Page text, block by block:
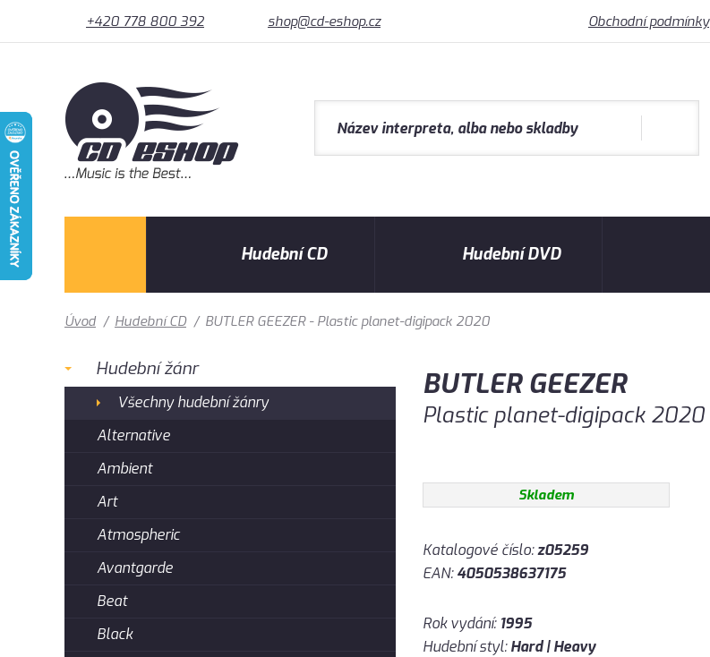
+420 778 800 392 shop@cd-eshop.cz Obchodní podmínky
Hudební CD Hudební DVD
Úvod / Hudební CD / BUTLER GEEZER - Plastic planet-digipack 2020
BUTLER GEEZER
Plastic planet-digipack 2020
Skladem
Katalogové číslo:z05259
EAN:4050538637175
Rok vydání: 1995
Hudební styl:Hard | Heavy
Hudební žánr
Všechny hudební žánry
Alternative
Ambient
Art
Atmospheric
Avantgarde
Beat
Black